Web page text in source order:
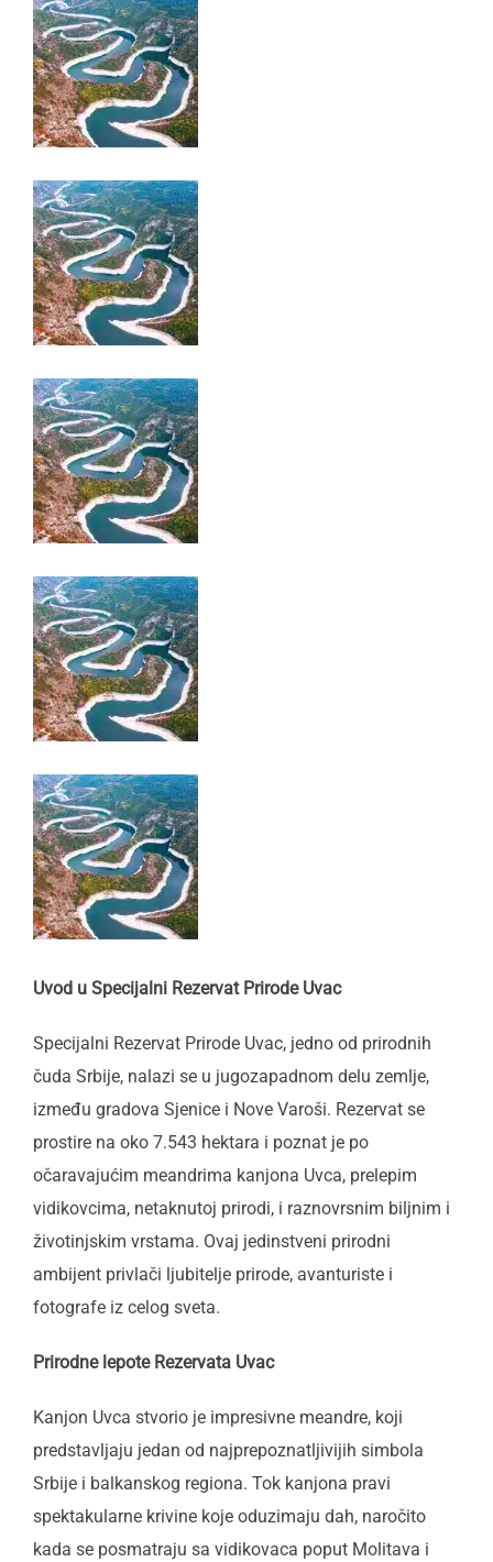
Uvod u Specijalni Rezervat Prirode Uvac
Specijalni Rezervat Prirode Uvac, jedno od prirodnih
čuda Srbije, nalazi se u jugozapadnom delu zemlje,
između gradova Sjenice i Nove Varoši. Rezervat se
prostire na oko 7.543 hektara i poznat je po
očaravajućim meandrima kanjona Uvca, prelepim
vidikovcima, netaknutoj prirodi, i raznovrsnim biljnim i
životinjskim vrstama. Ovaj jedinstveni prirodni
ambijent privlači ljubitelje prirode, avanturiste i
fotografe iz celog sveta.
Prirodne lepote Rezervata Uvac
Kanjon Uvca stvorio je impresivne meandre, koji
predstavljaju jedan od najprepoznatljivijih simbola
Srbije i balkanskog regiona. Tok kanjona pravi
spektakularne krivine koje oduzimaju dah, naročito
kada se posmatraju sa vidikovaca poput Molitava i